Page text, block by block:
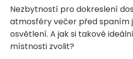
Nezbytností pro dokreslení
atmosféry večer před spaním
osvětlení. A jak si takové
místnosti zvolit?